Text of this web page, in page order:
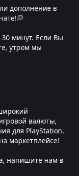
дополнение в
минут. Если Вы
утром мы
валюты,
для PlayStation,
маркетплейсе!
напишите нам в